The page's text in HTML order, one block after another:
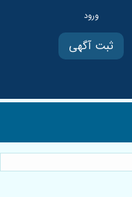
ثبت آگهی